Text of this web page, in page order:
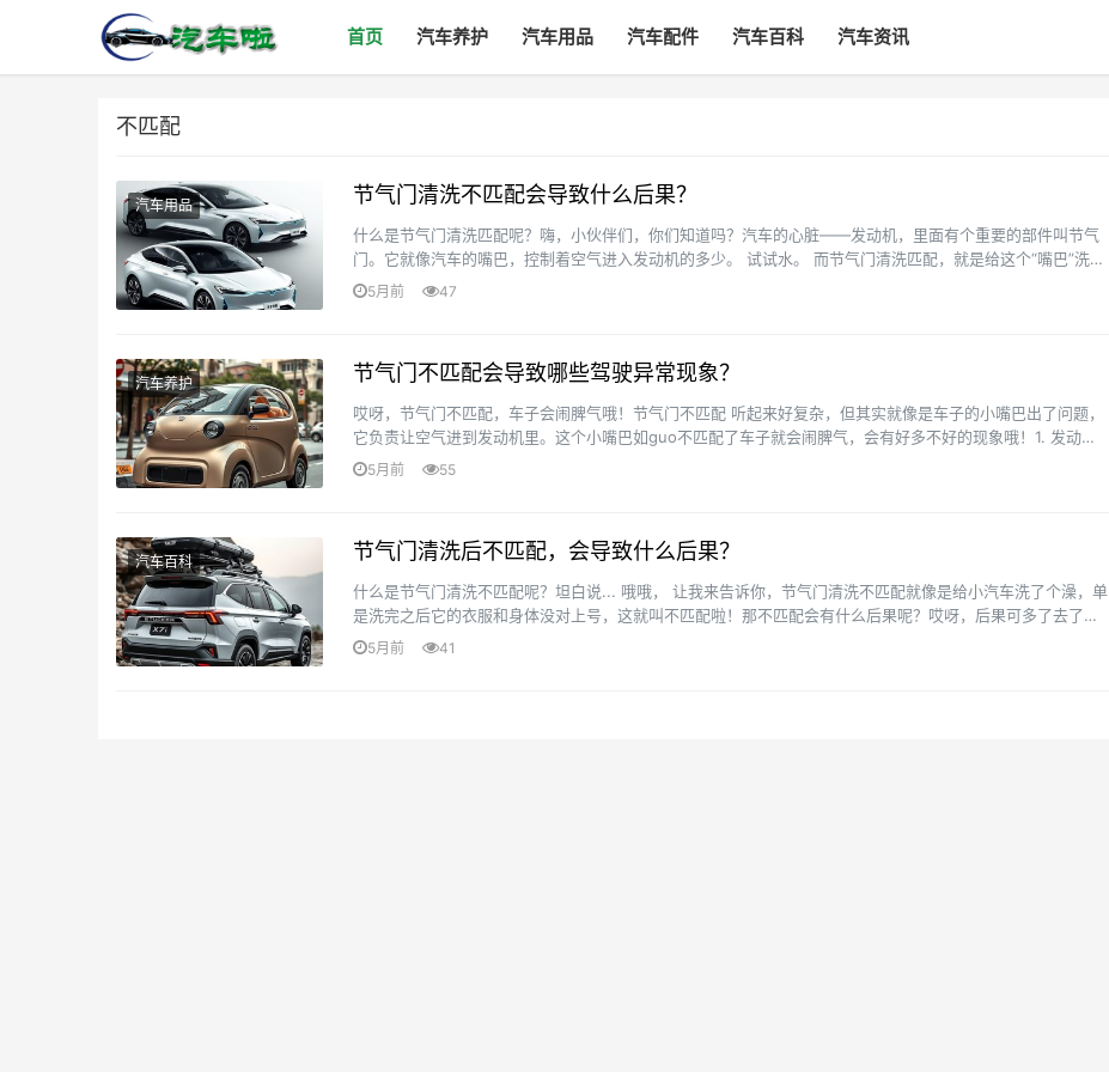
首页 汽车养护 汽车用品 汽车配件 汽车百科 汽车资讯
不匹配
汽车用品 节气门清洗不匹配会导致什么后果？
什么是节气门清洗匹配呢？嗨，小伙伴们，你们知道吗？汽车的心脏——发动机，里面有个重要的部件叫节气
门。它就像汽车的嘴巴，控制着空气进入发动机的多少。 试试水。 而节气门清洗匹配，就是给这个“嘴巴”洗完
澡后再让它和大脑好好沟通一下这样才嫩让汽车···
5月前 47
汽车养护 节气门不匹配会导致哪些驾驶异常现象？
哎呀，节气门不匹配，车子会闹脾气哦！节气门不匹配 听起来好复杂，但其实就像是车子的小嘴巴出了问题，
它负责让空气进到发动机里。这个小嘴巴如guo不匹配了车子就会闹脾气，会有好多不好的现象哦！1. 发动机
怠速高高的， 像小怪兽一样当节气门不匹配···
5月前 55
汽车百科 节气门清洗后不匹配，会导致什么后果？
什么是节气门清洗不匹配呢？坦白说... 哦哦， 让我来告诉你，节气门清洗不匹配就像是给小汽车洗了个澡，单
是洗完之后它的衣服和身体没对上号，这就叫不匹配啦！那不匹配会有什么后果呢？哎呀，后果可多了去了！
就像是小汽车穿错了衣服，会闹出彳艮多笑话···
5月前 41